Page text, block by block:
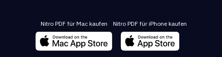
Nitro PDF für Mac kaufen Nitro PDF für iPhone kaufen